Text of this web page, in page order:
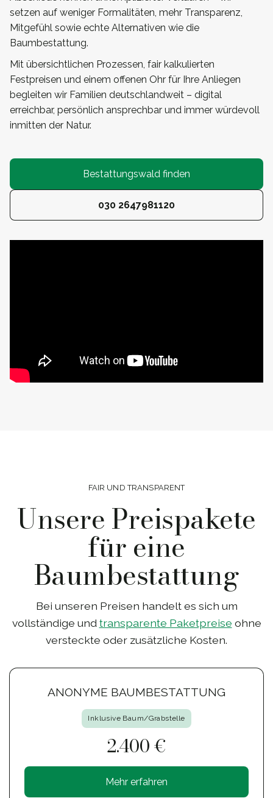
setzen auf weniger Formalitäten, mehr Transparenz,
Mitgefühl sowie echte Alternativen wie die
Baumbestattung.
Mit übersichtlichen Prozessen, fair kalkulierten
Festpreisen und einem offenen Ohr für Ihre Anliegen
begleiten wir Familien deutschlandweit – digital
erreichbar, persönlich ansprechbar und immer würdevoll
inmitten der Natur.
Bestattungswald finden
030 2647981120
FAIR UND TRANSPARENT
Unsere Preispakete
für eine
Baumbestattung
Bei unseren Preisen handelt es sich um
vollständige und transparente Paketpreise ohne
versteckte oder zusätzliche Kosten.
ANONYME BAUMBESTATTUNG
Inklusive Baum/Grabstelle
2.400 €
Mehr erfahren